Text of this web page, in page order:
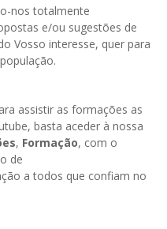
III
nos totalmente
e/ou sugestões de
Vosso interesse, quer para
assistir as formações as
basta aceder à nossa
, Formação, com o
de
a todos que confiam no